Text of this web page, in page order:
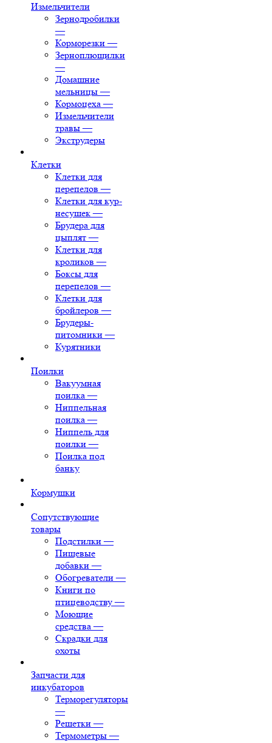
Измельчители
Зернодробилки
—
Корморезки —
Зерноплющилки
—
Домашние
мельницы —
Кормоцеха —
Измельчители
травы —
Экструдеры
Клетки
Клетки для
перепелов —
Клетки для кур-
несушек —
Брудера для
цыплят —
Клетки для
кроликов —
Боксы для
перепелов —
Клетки для
бройлеров —
Брудеры-
питомники —
Курятники
Поилки
Вакуумная
поилка —
Ниппельная
поилка —
Ниппель для
поилки —
Поилка под
банку
Кормушки
Сопутствующие
товары
Подстилки —
Пищевые
добавки —
Обогреватели —
Книги по
птицеводству —
Моющие
средства —
Скрадки для
охоты
Запчасти для
инкубаторов
Терморегуляторы
—
Решетки —
Термометры —